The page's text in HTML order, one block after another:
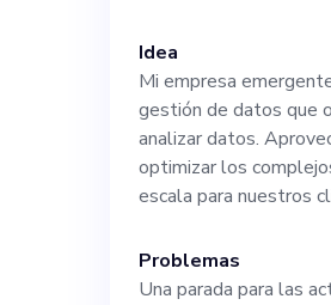
en
Idea
Mi empresa
gestión de datos que
analizar datos.
optimizar los
escala para nuestros
Problemas
Una parada para las